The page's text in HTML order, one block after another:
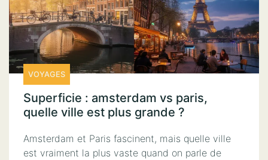
VOYAGES
Superficie : amsterdam vs paris,
quelle ville est plus grande ?
Amsterdam et Paris fascinent, mais quelle ville
est vraiment la plus vaste quand on parle de